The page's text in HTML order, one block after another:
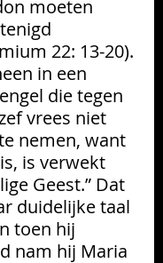
moeten
22: 13-20).
in een
die tegen
vrees niet
nemen, want
is verwekt
Geest.” Dat
duidelijke taal
toen hij
nam hij Maria